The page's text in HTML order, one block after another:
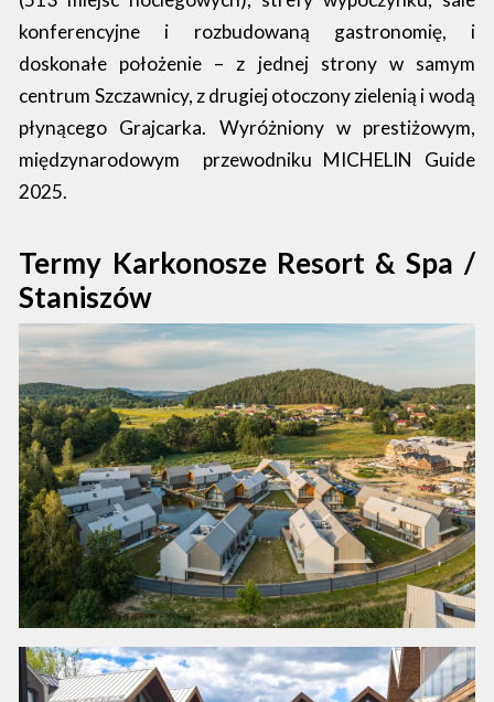
konferencyjne i rozbudowaną gastronomię, i
doskonałe położenie – z jednej strony w samym
centrum Szczawnicy, z drugiej otoczony zielenią i wodą
płynącego Grajcarka. Wyróżniony w prestiżowym,
międzynarodowym przewodniku MICHELIN Guide
2025.
Termy Karkonosze Resort & Spa /
Staniszów